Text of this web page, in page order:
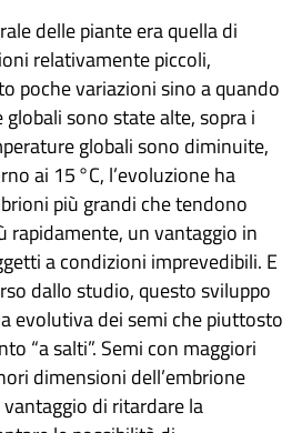
delle piante era quella di
relativamente piccoli,
poche variazioni sino a quando
sono state alte, sopra i
globali sono diminuite,
ai 15 °C, l’evoluzione ha
più grandi che tendono
rapidamente, un vantaggio in
a condizioni imprevedibili. E
dallo studio, questo sviluppo
evolutiva dei semi che piuttosto
“a salti”. Semi con maggiori
dimensioni dell’embrione
di ritardare la